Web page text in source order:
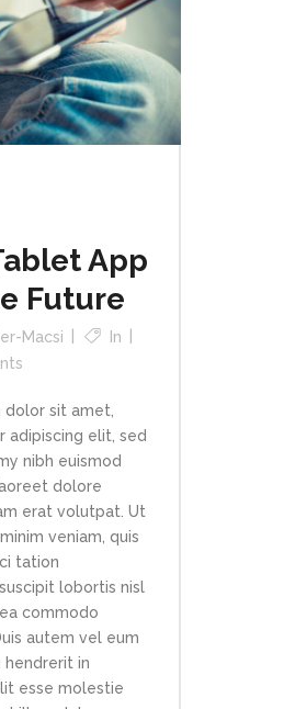
App
Future
Macsi
In
dolor sit amet,
adipiscing elit, sed
nibh euismod
dolore
erat volutpat. Ut
veniam, quis
tation
lobortis nisl
commodo
autem vel eum
hendrerit in
esse molestie